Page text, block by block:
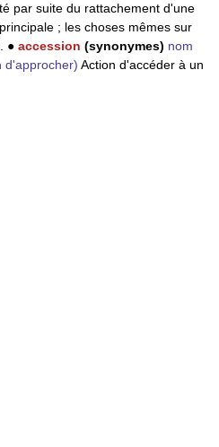
par suite du rattachement d'une
; les choses mêmes sur
● accession (synonymes) nom
d'approcher) Action d'accéder à un